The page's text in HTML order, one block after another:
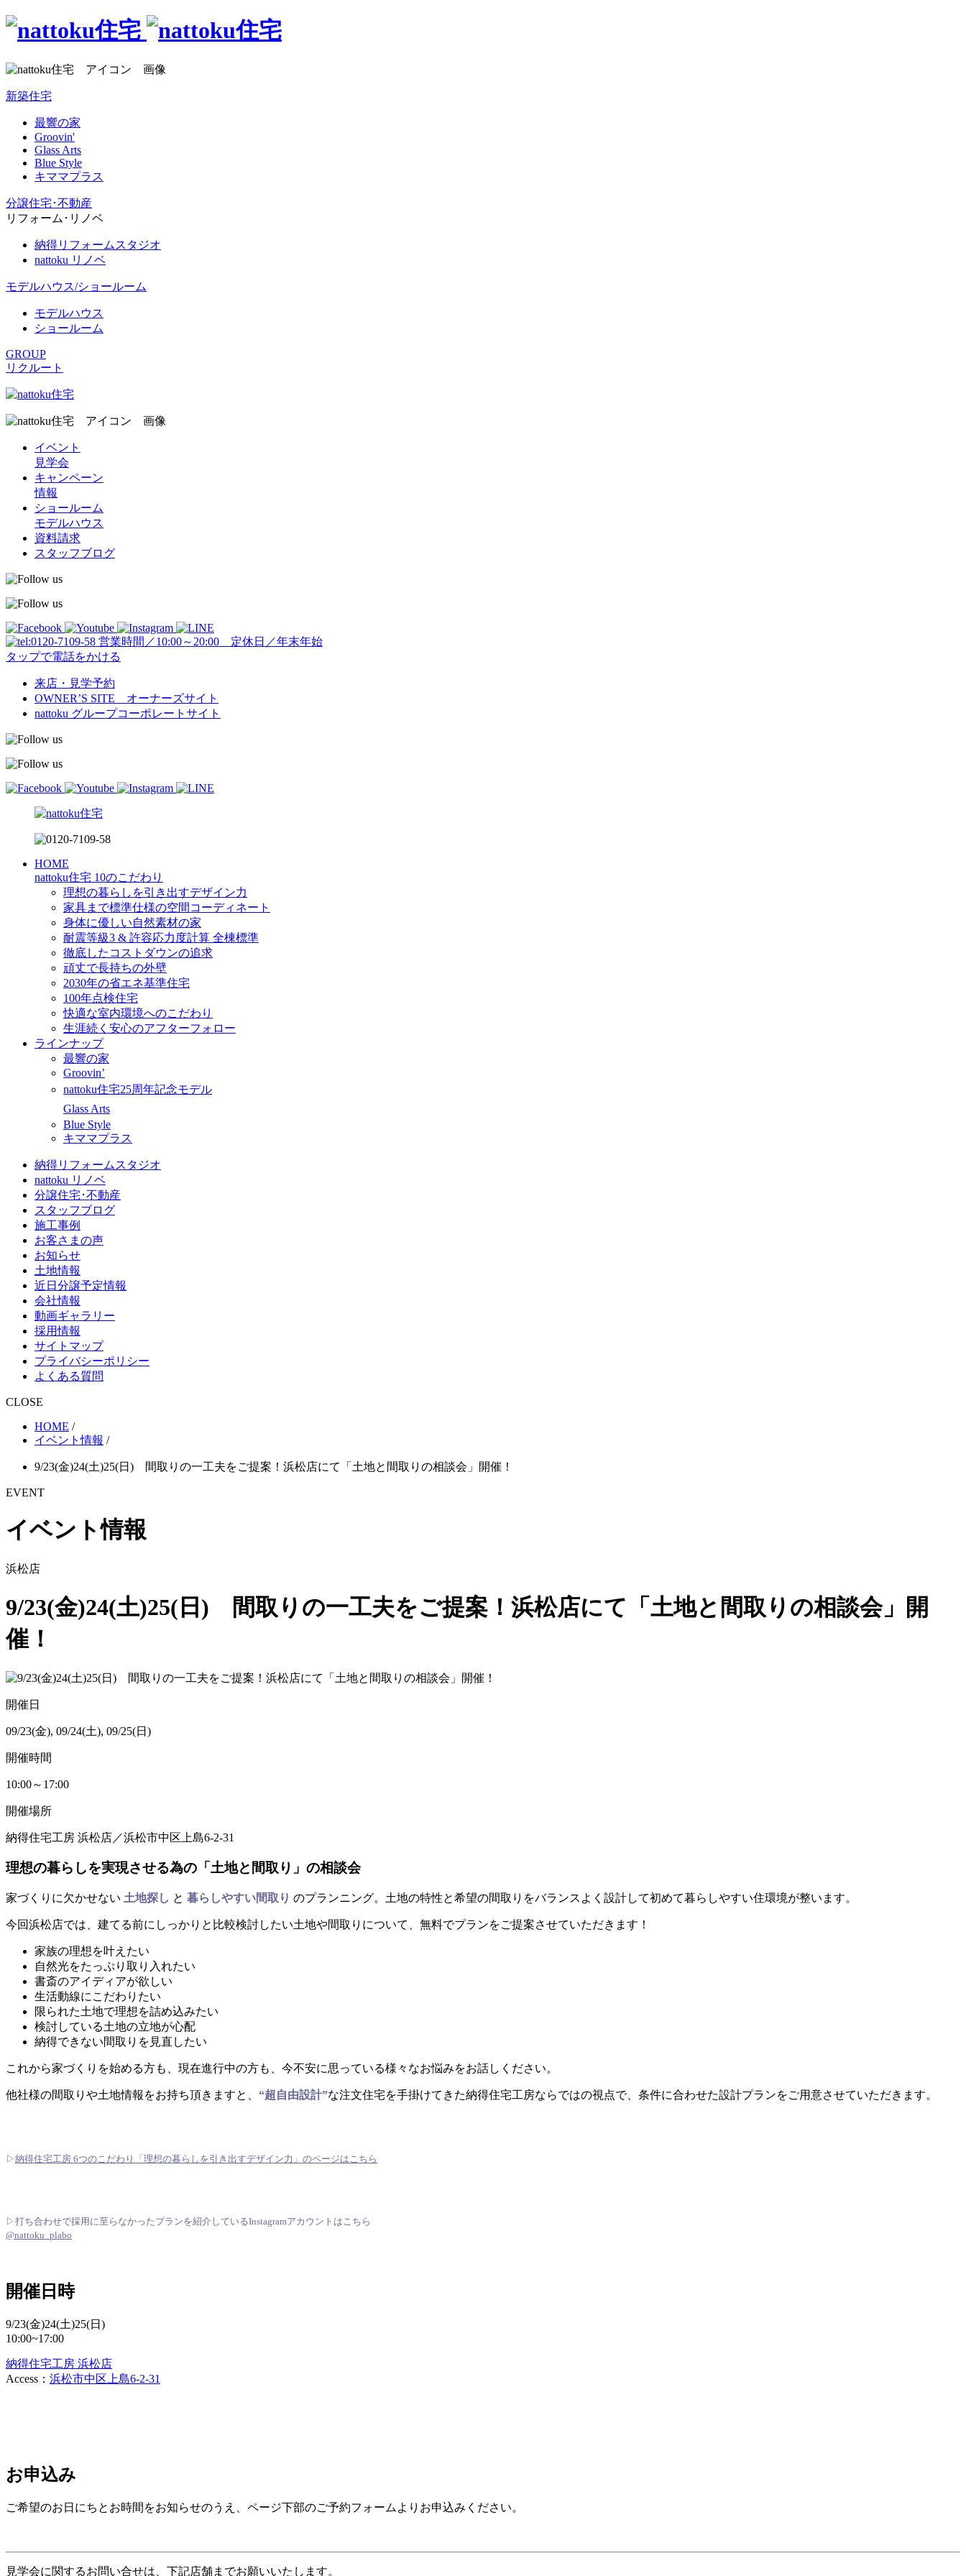
新築住宅
最響の家
Groovin'
Glass Arts
Blue Style
キママプラス
分譲住宅･不動産
リフォーム･リノベ
納得リフォームスタジオ
nattoku リノベ
モデルハウス/ショールーム
モデルハウス
ショールーム
GROUP
リクルート
イベント
見学会
キャンペーン
情報
ショールーム
モデルハウス
資料請求
スタッフブログ
営業時間／10:00～20:00 定休日／年末年始
タップで電話をかける
来店・見学予約
OWNER’S SITE オーナーズサイト
nattoku グループコーポレートサイト
HOME
nattoku住宅 10のこだわり
理想の暮らしを引き出すデザイン力
家具まで標準仕様の空間コーディネート
身体に優しい自然素材の家
耐震等級3 & 許容応力度計算 全棟標準
徹底したコストダウンの追求
頑丈で長持ちの外壁
2030年の省エネ基準住宅
100年点検住宅
快適な室内環境へのこだわり
生涯続く安心のアフターフォロー
ラインナップ
最響の家
Groovin’
nattoku住宅25周年記念モデル
Glass Arts
Blue Style
キママプラス
納得リフォームスタジオ
nattoku リノベ
分譲住宅･不動産
スタッフブログ
施工事例
お客さまの声
お知らせ
土地情報
近日分譲予定情報
会社情報
動画ギャラリー
採用情報
サイトマップ
プライバシーポリシー
よくある質問
CLOSE
HOME /
イベント情報 /
9/23(金)24(土)25(日) 間取りの一工夫をご提案！浜松店にて「土地と間取りの相談会」開催！
EVENT
イベント情報
浜松店
9/23(金)24(土)25(日) 間取りの一工夫をご提案！浜松店にて「土地と間取りの相談会」開
催！
開催日
09/23(金), 09/24(土), 09/25(日)
開催時間
10:00～17:00
開催場所
納得住宅工房 浜松店／浜松市中区上島6-2-31
理想の暮らしを実現させる為の「土地と間取り」の相談会
家づくりに欠かせない 土地探し と 暮らしやすい間取り のプランニング。土地の特性と希望の間取りをバランスよく設計して初めて暮らしやすい住環境が整います。
今回浜松店では、建てる前にしっかりと比較検討したい土地や間取りについて、無料でプランをご提案させていただきます！
家族の理想を叶えたい
自然光をたっぷり取り入れたい
書斎のアイディアが欲しい
生活動線にこだわりたい
限られた土地で理想を詰め込みたい
検討している土地の立地が心配
納得できない間取りを見直したい
これから家づくりを始める方も、現在進行中の方も、今不安に思っている様々なお悩みをお話しください。
他社様の間取りや土地情報をお持ち頂きますと、 “超自由設計”な注文住宅を手掛けてきた納得住宅工房ならではの視点で、条件に合わせた設計プランをご用意させていただきます。
▷納得住宅工房 6つのこだわり「理想の暮らしを引き出すデザイン力」のページはこちら
▷打ち合わせで採用に至らなかったプランを紹介しているInstagramアカウントはこちら
@nattoku_plabo
開催日時
9/23(金)24(土)25(日)
10:00~17:00
納得住宅工房 浜松店
Access： 浜松市中区上島6-2-31
お申込み
ご希望のお日にちとお時間をお知らせのうえ、ページ下部のご予約フォームよりお申込みください。
見学会に関するお問い合せは、下記店舗までお願いいたします。